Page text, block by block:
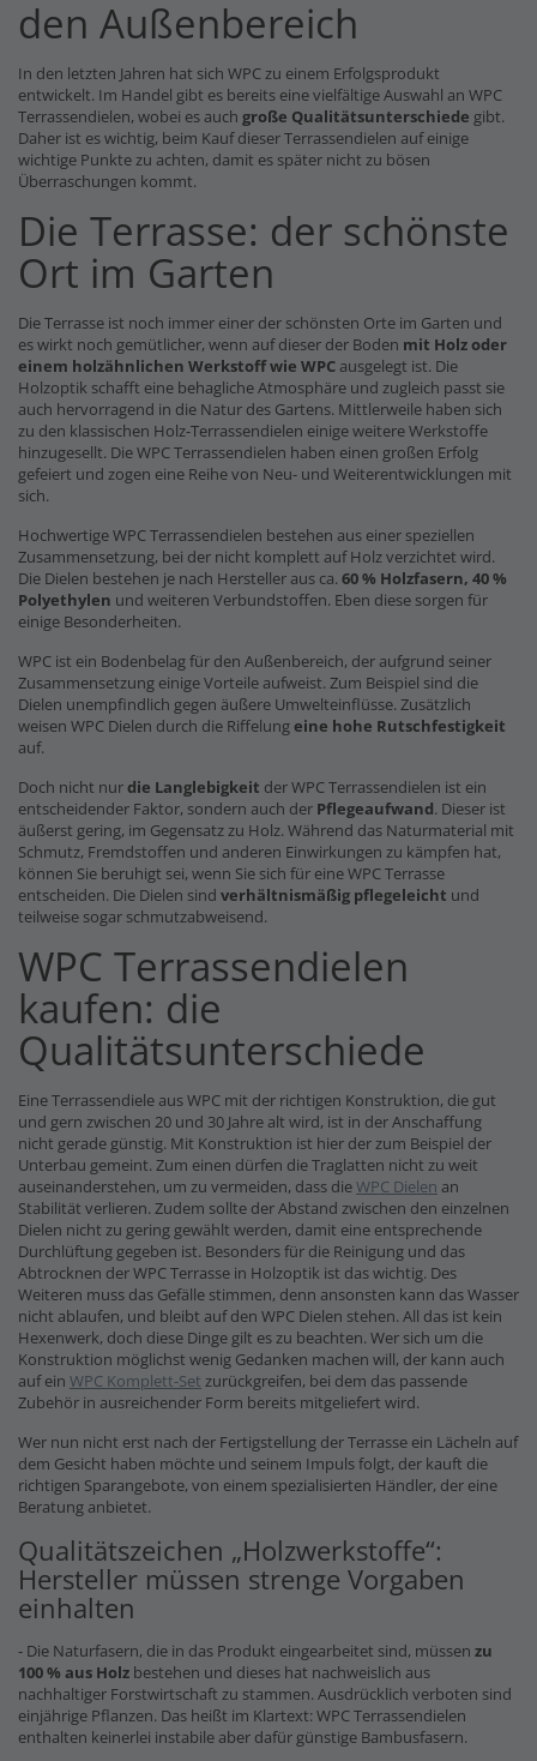
den Außenbereich
In den letzten Jahren hat sich WPC zu einem Erfolgsprodukt
entwickelt. Im Handel gibt es bereits eine vielfältige Auswahl an WPC
Terrassendielen, wobei es auch große Qualitätsunterschiede gibt.
Daher ist es wichtig, beim Kauf dieser Terrassendielen auf einige
wichtige Punkte zu achten, damit es später nicht zu bösen
Überraschungen kommt.
Die Terrasse: der schönste
Ort im Garten
Die Terrasse ist noch immer einer der schönsten Orte im Garten und
es wirkt noch gemütlicher, wenn auf dieser der Boden mit Holz oder
einem holzähnlichen Werkstoff wie WPCausgelegt ist. Die
Holzoptik schafft eine behagliche Atmosphäre und zugleich passt sie
auch hervorragend in die Natur des Gartens. Mittlerweile haben sich
zu den klassischen Holz-Terrassendielen einige weitere Werkstoffe
hinzugesellt. Die WPC Terrassendielen haben einen großen Erfolg
gefeiert und zogen eine Reihe von Neu- und Weiterentwicklungen mit
sich.
Hochwertige WPC Terrassendielen bestehen aus einer speziellen
Zusammensetzung, bei der nicht komplett auf Holz verzichtet wird.
Die Dielen bestehen je nach Hersteller aus ca. 60 % Holzfasern, 40 %
Polyethylen und weiteren Verbundstoffen. Eben diese sorgen für
einige Besonderheiten.
WPC ist ein Bodenbelag für den Außenbereich, der aufgrund seiner
Zusammensetzung einige Vorteile aufweist. Zum Beispiel sind die
Dielen unempfindlich gegen äußere Umwelteinflüsse. Zusätzlich
weisen WPC Dielen durch die Riffelungeine hohe Rutschfestigkeit
auf.
Doch nicht nurdie Langlebigkeit der WPC Terrassendielen ist ein
entscheidender Faktor, sondern auch der Pflegeaufwand. Dieser ist
äußerst gering, im Gegensatz zu Holz. Während das Naturmaterial mit
Schmutz, Fremdstoffen und anderen Einwirkungen zu kämpfen hat,
können Sie beruhigt sei, wenn Sie sich für eine WPC Terrasse
entscheiden. Die Dielen sind verhältnismäßig pflegeleicht und
teilweise sogar schmutzabweisend.
WPC Terrassendielen
kaufen: die
Qualitätsunterschiede
Eine Terrassendiele aus WPC mit der richtigen Konstruktion, die gut
und gern zwischen 20 und 30 Jahre alt wird, ist in der Anschaffung
nicht gerade günstig. Mit Konstruktion ist hier der zum Beispiel der
Unterbau gemeint. Zum einen dürfen die Traglatten nicht zu weit
auseinanderstehen, um zu vermeiden, dass dieWPC Dielen an
Stabilität verlieren. Zudem sollte der Abstand zwischen den einzelnen
Dielen nicht zu gering gewählt werden, damit eine entsprechende
Durchlüftung gegeben ist. Besonders für die Reinigung und das
Abtrocknen der WPC Terrasse in Holzoptik ist das wichtig. Des
Weiteren muss das Gefälle stimmen, denn ansonsten kann das Wasser
nicht ablaufen, und bleibt auf den WPC Dielen stehen. All das ist kein
Hexenwerk, doch diese Dinge gilt es zu beachten. Wer sich um die
Konstruktion möglichst wenig Gedanken machen will, der kann auch
auf ein WPC Komplett-Set zurückgreifen, bei dem das passende
Zubehör in ausreichender Form bereits mitgeliefert wird.
Wer nun nicht erst nach der Fertigstellung der Terrasse ein Lächeln auf
dem Gesicht haben möchte und seinem Impuls folgt, der kauft die
richtigen Sparangebote, von einem spezialisierten Händler, der eine
Beratung anbietet.
Qualitätszeichen „Holzwerkstoffe“:
Hersteller müssen strenge Vorgaben
einhalten
- Die Naturfasern, die in das Produkt eingearbeitet sind, müssen zu
100 % aus Holz bestehen und dieses hat nachweislich aus
nachhaltiger Forstwirtschaft zu stammen. Ausdrücklich verboten sind
einjährige Pflanzen. Das heißt im Klartext: WPC Terrassendielen
enthalten keinerlei instabile aber dafür günstige Bambusfasern.